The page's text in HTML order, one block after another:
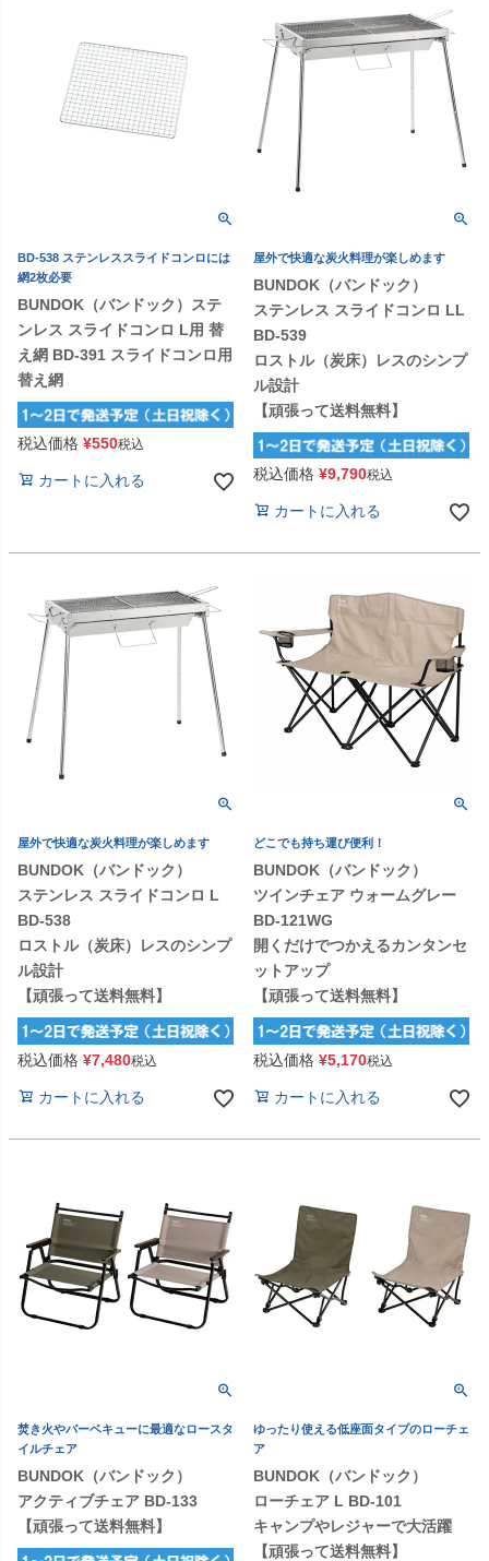
BD-538 ステンレススライドコンロには
網2枚必要
BUNDOK（バンドック）ステ
ンレス スライドコンロ L用 替
え網 BD-391 スライドコンロ用
替え網
税込価格 ¥550税込
カートに入れる
屋外で快適な炭火料理が楽しめます
BUNDOK（バンドック）
ステンレス スライドコンロ LL
BD-539
ロストル（炭床）レスのシンプ
ル設計
【頑張って送料無料】
税込価格 ¥9,790税込
カートに入れる
屋外で快適な炭火料理が楽しめます
BUNDOK（バンドック）
ステンレス スライドコンロ L
BD-538
ロストル（炭床）レスのシンプ
ル設計
【頑張って送料無料】
税込価格 ¥7,480税込
カートに入れる
どこでも持ち運び便利！
BUNDOK（バンドック）
ツインチェア ウォームグレー
BD-121WG
開くだけでつかえるカンタンセ
ットアップ
【頑張って送料無料】
税込価格 ¥5,170税込
カートに入れる
焚き火やバーベキューに最適なロースタ
イルチェア
BUNDOK（バンドック）
アクティブチェア BD-133
【頑張って送料無料】
ゆったり使える低座面タイプのローチェ
ア
BUNDOK（バンドック）
ローチェア L BD-101
キャンプやレジャーで大活躍
【頑張って送料無料】